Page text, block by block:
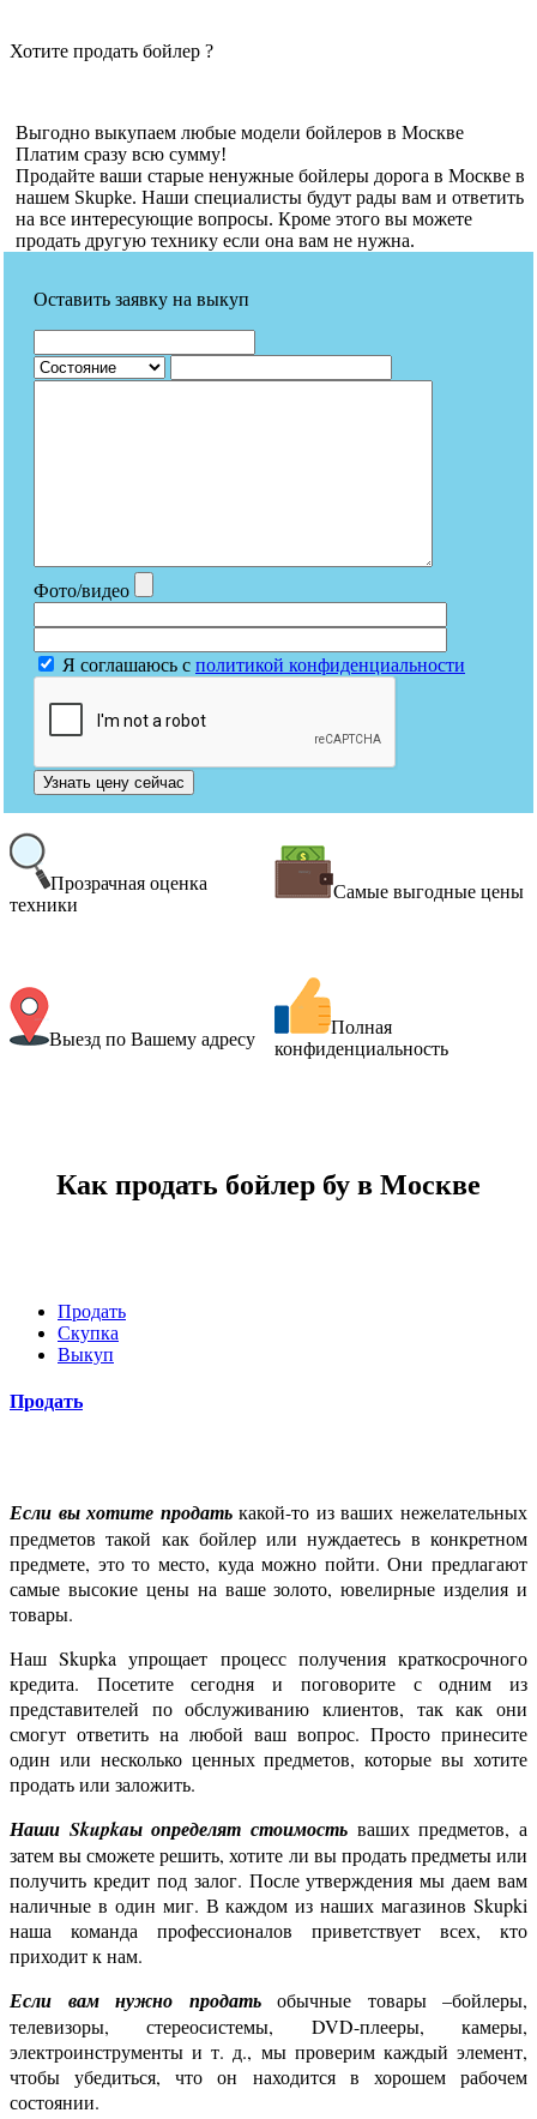
Хотите продать бойлер ?
Выгодно выкупаем любые модели бойлеров в Москве
Платим сразу всю сумму!
Продайте ваши старые ненужные бойлеры дорога в Москве в
нашем Skupke. Наши специалисты будут рады вам и ответить
на все интересующие вопросы. Кроме этого вы можете
продать другую технику если она вам не нужна.
Оставить заявку на выкуп
Фото/видео
Я соглашаюсь с политикой конфиденциальности
Узнать цену сейчас
Прозрачная оценка
техники
Самые выгодные цены
Выезд по Вашему адресу
Полная
конфиденциальность
Как продать бойлер бу в Москве
Продать
Скупка
Выкуп
Продать
Если вы хотите продатькакой-то из ваших нежелательных
предметов такой как бойлер или нуждаетесь в конкретном
предмете, это то место, куда можно пойти. Они предлагают
самые высокие цены на ваше золото, ювелирные изделия и
товары.
Наш Skupka упрощает процесс получения краткосрочного
кредита. Посетите сегодня и поговорите с одним из
представителей по обслуживанию клиентов, так как они
смогут ответить на любой ваш вопрос. Просто принесите
один или несколько ценных предметов, которые вы хотите
продать или заложить.
Наши Skupkaы определят стоимость ваших предметов, а
затем вы сможете решить, хотите ли вы продать предметы или
получить кредит под залог. После утверждения мы даем вам
наличные в один миг. В каждом из наших магазинов Skupki
наша команда профессионалов приветствует всех, кто
приходит к нам.
Если вам нужно продатьобычные товары –бойлеры,
телевизоры, стереосистемы, DVD-плееры, камеры,
электроинструменты и т. д., мы проверим каждый элемент,
чтобы убедиться, что он находится в хорошем рабочем
состоянии.